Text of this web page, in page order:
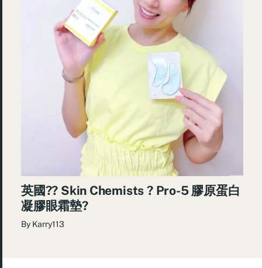
英國?? Skin Chemists ? Pro-5 膠原蛋白
凝膠眼霜墊?
By Karry113